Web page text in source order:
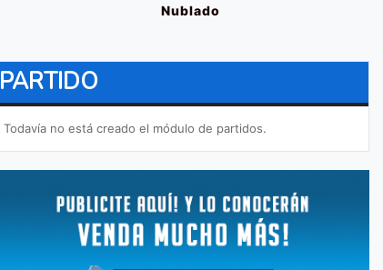
Nublado
PARTIDO
Todavía no está creado el módulo de partidos.